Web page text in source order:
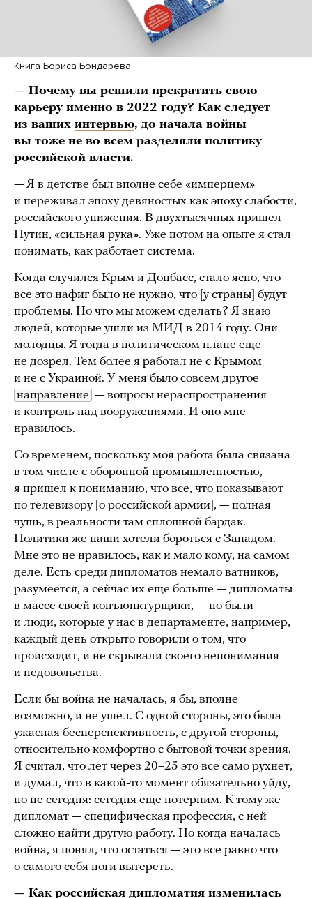
Книга Бориса Бондарева
— Почему вы решили прекратить свою
карьеру именно в 2022 году? Как следует
из ваших интервью, до начала войны
вы тоже не во всем разделяли политику
российской власти.
— Я в детстве был вполне себе «имперцем»
и переживал эпоху девяностых как эпоху слабости,
российского унижения. В двухтысячных пришел
Путин, «сильная рука». Уже потом на опыте я стал
понимать, как работает система.
Когда случился Крым и Донбасс, стало ясно, что
все это нафиг было не нужно, что [у страны] будут
проблемы. Но что мы можем сделать? Я знаю
людей, которые ушли из МИД в 2014 году. Они
молодцы. Я тогда в политическом плане еще
не дозрел. Тем более я работал не с Крымом
и не с Украиной. У меня было совсем другое
направление — вопросы нераспространения
и контроль над вооружениями. И оно мне
нравилось.
Со временем, поскольку моя работа была связана
в том числе с оборонной промышленностью,
я пришел к пониманию, что все, что показывают
по телевизору [о российской армии], — полная
чушь, в реальности там сплошной бардак.
Политики же наши хотели бороться с Западом.
Мне это не нравилось, как и мало кому, на самом
деле. Есть среди дипломатов немало ватников,
разумеется, а сейчас их еще больше — дипломаты
в массе своей конъюнктурщики, — но были
и люди, которые у нас в департаменте, например,
каждый день открыто говорили о том, что
происходит, и не скрывали своего непонимания
и недовольства.
Если бы война не началась, я бы, вполне
возможно, и не ушел. С одной стороны, это была
ужасная бесперспективность, с другой стороны,
относительно комфортно с бытовой точки зрения.
Я считал, что лет через 20–25 это все само рухнет,
и думал, что в какой-то момент обязательно уйду,
но не сегодня: сегодня еще потерпим. К тому же
дипломат — специфическая профессия, с ней
сложно найти другую работу. Но когда началась
война, я понял, что остаться — это все равно что
о самого себя ноги вытереть.
— Как российская дипломатия изменилась